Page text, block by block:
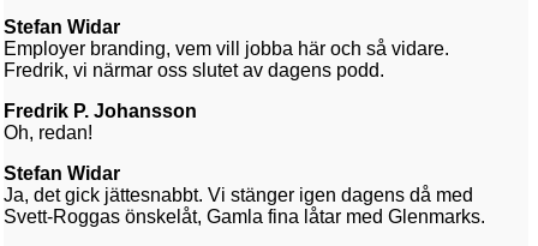
Stefan Widar
Employer branding, vem vill jobba här och så vidare.
Fredrik, vi närmar oss slutet av dagens podd.
Fredrik P. Johansson
Oh, redan!
Stefan Widar
Ja, det gick jättesnabbt. Vi stänger igen dagens då med
Svett-Roggas önskelåt, Gamla fina låtar med Glenmarks.